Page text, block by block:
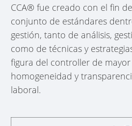
CCA® fue creado con el fin
conjunto de estándares
gestión, tanto de análisis,
como de técnicas y
figura del controller de
homogeneidad y
laboral.